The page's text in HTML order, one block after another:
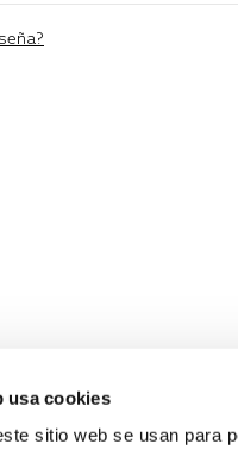
usa cookies
sitio web se usan para